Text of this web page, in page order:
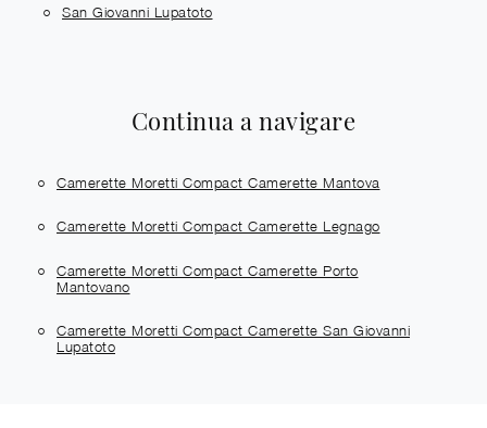
San Giovanni Lupatoto
Continua a navigare
Camerette Moretti Compact Camerette Mantova
Camerette Moretti Compact Camerette Legnago
Camerette Moretti Compact Camerette Porto
Mantovano
Camerette Moretti Compact Camerette San Giovanni
Lupatoto